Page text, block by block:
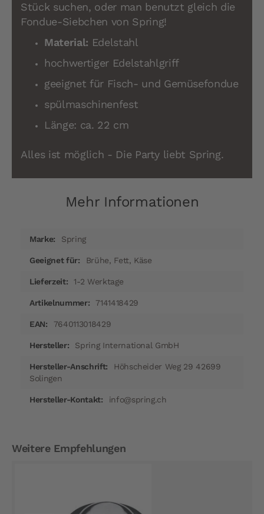
Stück suchen, oder man benutzt gleich die
Fondue-Siebchen von Spring!
Material: Edelstahl
hochwertiger Edelstahlgriff
geeignet für Fisch- und Gemüsefondue
spülmaschinenfest
Länge: ca. 22 cm
Alles ist möglich - Die Party liebt Spring.
Mehr Informationen
InformationenSpring
Brühe, Fett, Käse
1-2 Werktage
7141418429
7640113018429
Spring International GmbH
Höhscheider Weg 29 42699
Solingen
info@spring.ch
Weitere Empfehlungen